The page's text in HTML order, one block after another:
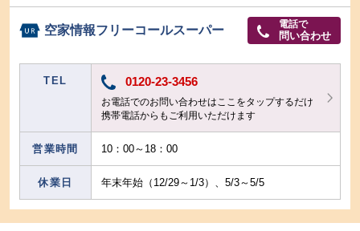
空家情報フリーコールスーパー 電話で
問い合わせ
TEL 0120-23-3456
お電話でのお問い合わせはここをタップするだけ
携帯電話からもご利用いただけます
営業時間 10：00～18：00
休業日 年末年始（12/29～1/3）、5/3～5/5